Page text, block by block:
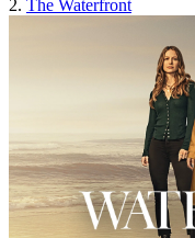
2. The Waterfront